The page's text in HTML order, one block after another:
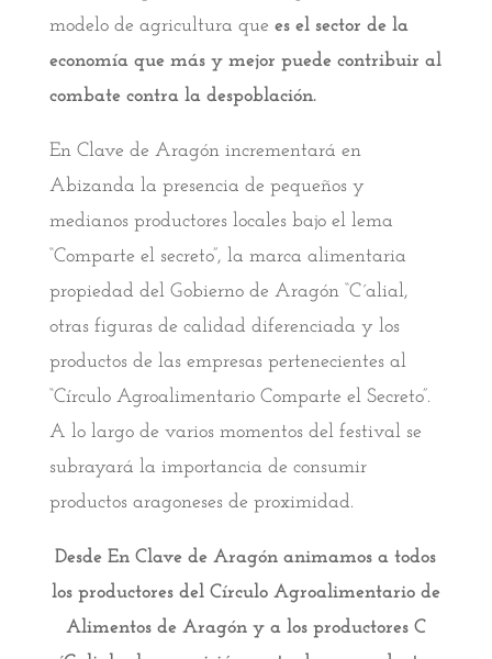
modelo de agricultura que es el sector de la
economía que más y mejor puede contribuir al
combate contra la despoblación.
En Clave de Aragón incrementará en
Abizanda la presencia de pequeños y
medianos productores locales bajo el lema
“Comparte el secreto”, la marca alimentaria
propiedad del Gobierno de Aragón “C´alial,
otras figuras de calidad diferenciada y los
productos de las empresas pertenecientes al
“Círculo Agroalimentario Comparte el Secreto”.
A lo largo de varios momentos del festival se
subrayará la importancia de consumir
productos aragoneses de proximidad.
Desde En Clave de Aragón animamos a todos
los productores del Círculo Agroalimentario de
Alimentos de Aragón y a los productores C